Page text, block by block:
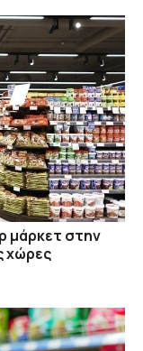
μάρκετ στην
χώρες